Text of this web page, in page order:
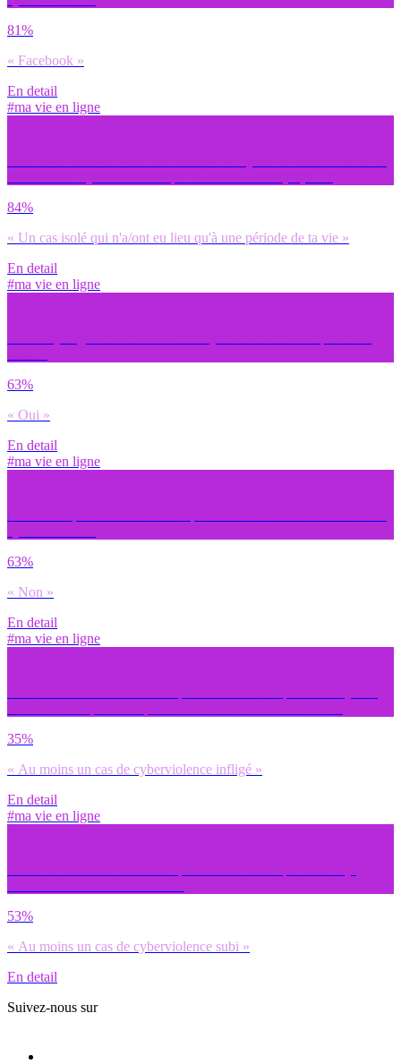
81%
« Facebook »
En detail
#ma vie en ligne
84%
« Un cas isolé qui n'a/ont eu lieu qu'à une période de ta vie »
En detail
#ma vie en ligne
63%
« Oui »
En detail
#ma vie en ligne
63%
« Non »
En detail
#ma vie en ligne
35%
« Au moins un cas de cyberviolence infligé »
En detail
#ma vie en ligne
53%
« Au moins un cas de cyberviolence subi »
En detail
Suivez-nous sur